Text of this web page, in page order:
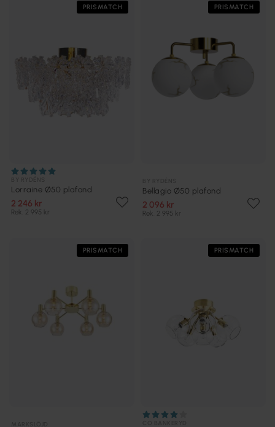
PRISMATCH
Lorraine Ø50 plafond
2 246 kr
Rek. 2 995 kr
PRISMATCH
Bellagio Ø50 plafond
2 096 kr
Rek. 2 995 kr
PRISMATCH PRISMATCH